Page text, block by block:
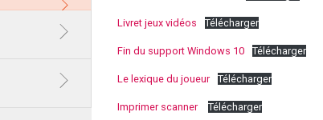
Livret jeux vidéos Télécharger
Fin du support Windows 10 Télécharger
Le lexique du joueur Télécharger
Imprimer scanner Télécharger